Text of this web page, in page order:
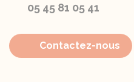
05 45 81 05 41
Contactez-nous